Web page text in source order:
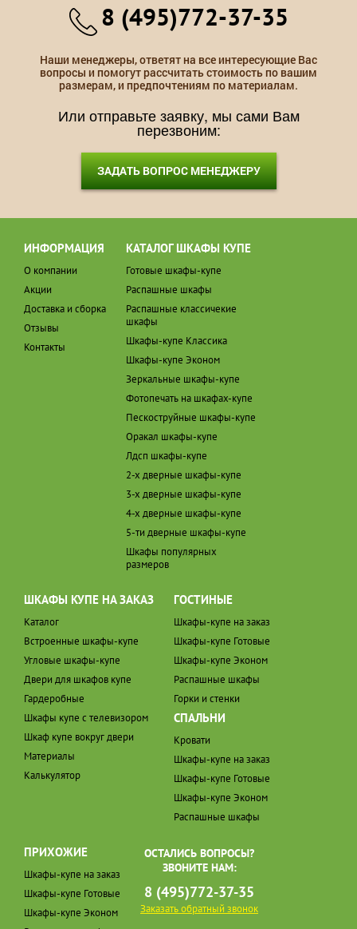
8 (495)772-37-35
Наши менеджеры, ответят на все интересующие Вас
вопросы и помогут рассчитать стоимость по вашим
размерам, и предпочтениям по материалам.
Или отправьте заявку, мы сами Вам
перезвоним:
ЗАДАТЬ ВОПРОС МЕНЕДЖЕРУ
ИНФОРМАЦИЯ
О компании
Акции
Доставка и сборка
Отзывы
Контакты
КАТАЛОГ ШКАФЫ КУПЕ
Готовые шкафы-купе
Распашные шкафы
Распашные классичекие
шкафы
Шкафы-купе Классика
Шкафы-купе Эконом
Зеркальные шкафы-купе
Фотопечать на шкафах-купе
Пескоструйные шкафы-купе
Оракал шкафы-купе
Лдсп шкафы-купе
2-х дверные шкафы-купе
3-х дверные шкафы-купе
4-х дверные шкафы-купе
5-ти дверные шкафы-купе
Шкафы популярных
размеров
ШКАФЫ КУПЕ НА ЗАКАЗ
Каталог
Встроенные шкафы-купе
Угловые шкафы-купе
Двери для шкафов купе
Гардеробные
Шкафы купе с телевизором
Шкаф купе вокруг двери
Материалы
Калькулятор
ГОСТИНЫЕ
Шкафы-купе на заказ
Шкафы-купе Готовые
Шкафы-купе Эконом
Распашные шкафы
Горки и стенки
СПАЛЬНИ
Кровати
Шкафы-купе на заказ
Шкафы-купе Готовые
Шкафы-купе Эконом
Распашные шкафы
ПРИХОЖИЕ
Шкафы-купе на заказ
Шкафы-купе Готовые
Шкафы-купе Эконом
ОСТАЛИСЬ ВОПРОСЫ?
ЗВОНИТЕ НАМ:
8 (495)772-37-35
Заказать обратный звонок